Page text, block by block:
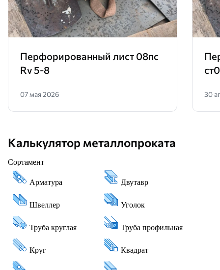
Перфорированный лист 08пс
Rv 5-8
07 мая 2026 30
Калькулятор металлопроката